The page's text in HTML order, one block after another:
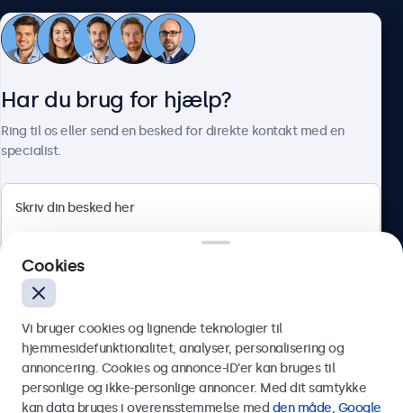
Kundeservice
Herstedøstervej 27-29, unit A, 2620 Albertslund, Danmark
Dansk
Har du brug for hjælp?
Ring til os eller send en besked for direkte kontakt med en
specialist.
Send
Cookies
Vi bruger cookies og lignende teknologier til
hjemmesidefunktionalitet, analyser, personalisering og
annoncering. Cookies og annonce-ID’er kan bruges til
personlige og ikke-personlige annoncer. Med dit samtykke
kan data bruges i overensstemmelse med den måde, Google